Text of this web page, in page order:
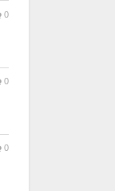
0
0
0